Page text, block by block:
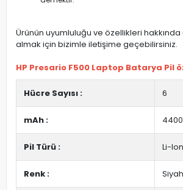
Ürünün uyumluluğu ve özellikleri
almak için bizimle iletişime geçebilirsiniz.
HP Presario F500 Laptop Batarya Pil
Hücre Sayısı : 6
mAh :
Pil Türü : Li-Ion
Renk : Siyah